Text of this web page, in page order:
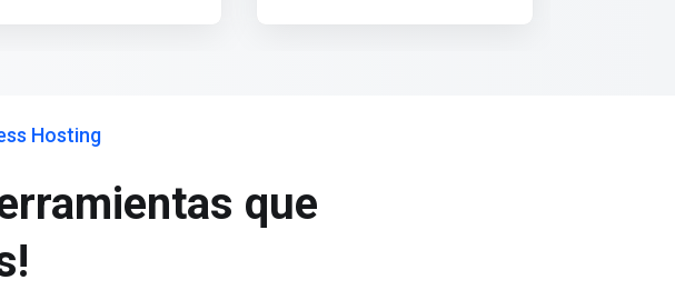
Hosting
que